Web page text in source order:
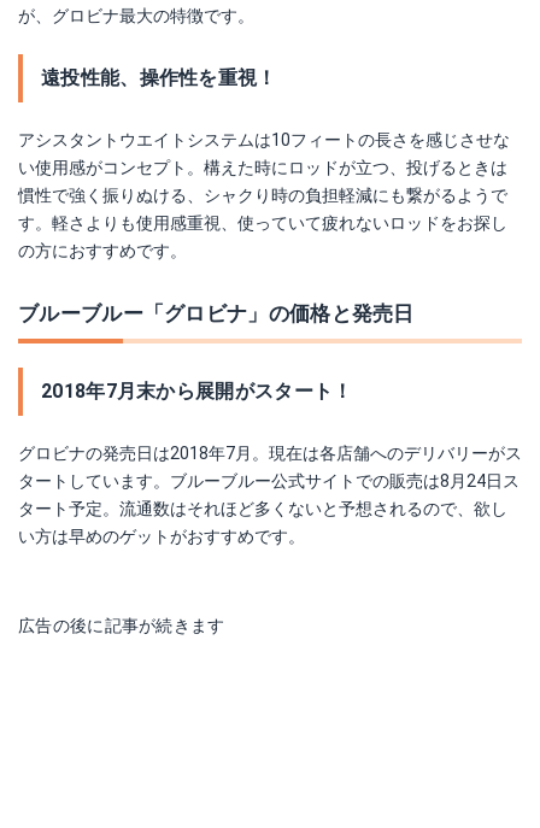
が、グロビナ最大の特徴です。
遠投性能、操作性を重視！
アシスタントウエイトシステムは10フィートの長さを感じさせな
い使用感がコンセプト。構えた時にロッドが立つ、投げるときは
慣性で強く振りぬける、シャクり時の負担軽減にも繋がるようで
す。軽さよりも使用感重視、使っていて疲れないロッドをお探し
の方におすすめです。
ブルーブルー「グロビナ」の価格と発売日
2018年7月末から展開がスタート！
グロビナの発売日は2018年7月。現在は各店舗へのデリバリーがス
タートしています。ブルーブルー公式サイトでの販売は8月24日ス
タート予定。流通数はそれほど多くないと予想されるので、欲し
い方は早めのゲットがおすすめです。
広告の後に記事が続きます